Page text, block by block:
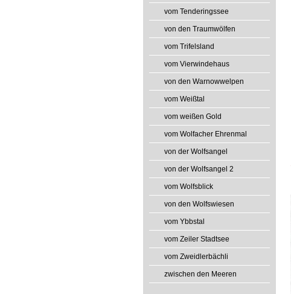
vom Tenderingssee
von den Traumwölfen
vom Trifelsland
vom Vierwindehaus
von den Warnowwelpen
vom Weißtal
vom weißen Gold
vom Wolfacher Ehrenmal
von der Wolfsangel
von der Wolfsangel 2
vom Wolfsblick
von den Wolfswiesen
vom Ybbstal
vom Zeiler Stadtsee
vom Zweidlerbächli
zwischen den Meeren